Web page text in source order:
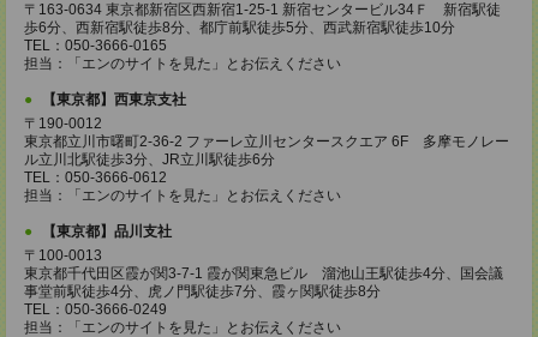
〒163-0634 東京都新宿区西新宿1-25-1 新宿センタービル34Ｆ 新宿駅徒
歩6分、西新宿駅徒歩8分、都庁前駅徒歩5分、西武新宿駅徒歩10分
TEL：050-3666-0165
担当：「エンのサイトを見た」とお伝えください
【東京都】西東京支社
〒190-0012
東京都立川市曙町2-36-2 ファーレ立川センタースクエア 6F 多摩モノレー
ル立川北駅徒歩3分、JR立川駅徒歩6分
TEL：050-3666-0612
担当：「エンのサイトを見た」とお伝えください
【東京都】品川支社
〒100-0013
東京都千代田区霞が関3-7-1 霞が関東急ビル 溜池山王駅徒歩4分、国会議
事堂前駅徒歩4分、虎ノ門駅徒歩7分、霞ヶ関駅徒歩8分
TEL：050-3666-0249
担当：「エンのサイトを見た」とお伝えください